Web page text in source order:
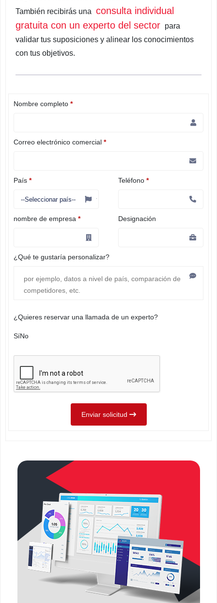
También recibirás una consulta individual
gratuita con un experto del sector para
validar tus suposiciones y alinear los conocimientos
con tus objetivos.
Nombre completo *
Correo electrónico comercial *
País * Teléfono *
nombre de empresa * Designación
¿Qué te gustaría personalizar?
¿Quieres reservar una llamada de un experto?
SíNo
Enviar solicitud